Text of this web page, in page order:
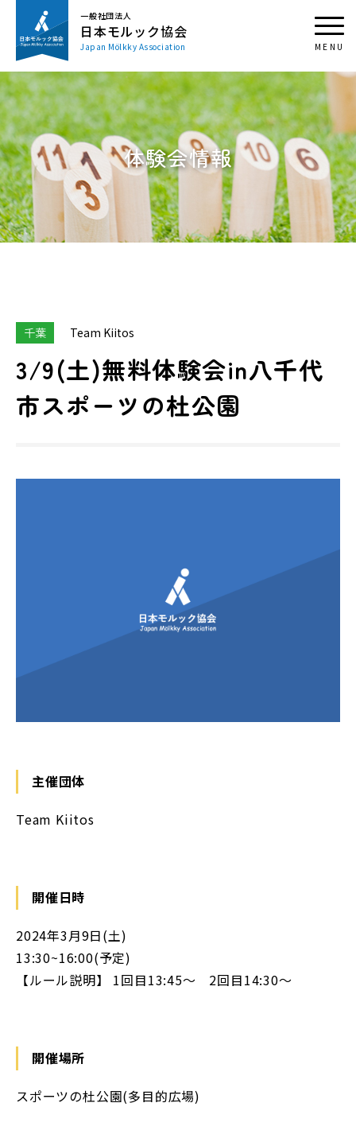
一般社団法人
日本モルック協会
Japan Mölkky Association
体験会情報
千葉 Team Kiitos
3/9(土)無料体験会in八千代
市スポーツの杜公園
主催団体
Team Kiitos
開催日時
2024年3月9日(土)
13:30~16:00(予定)
【ルール説明】 1回目13:45〜 2回目14:30〜
開催場所
スポーツの杜公園(多目的広場)